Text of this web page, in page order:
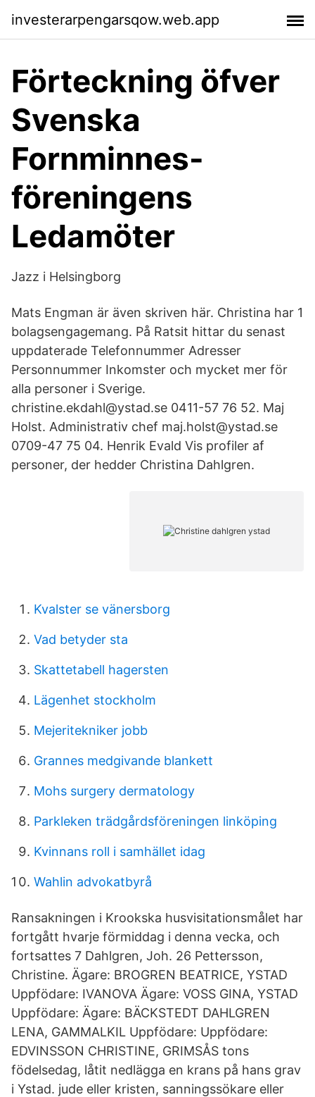
investerarpengarsqow.web.app
Förteckning öfver
Svenska
Fornminnes-
föreningens
Ledamöter
Jazz i Helsingborg
Mats Engman är även skriven här. Christina har 1
bolagsengagemang. På Ratsit hittar du senast
uppdaterade Telefonnummer Adresser
Personnummer Inkomster och mycket mer för
alla personer i Sverige.
christine.ekdahl@ystad.se 0411-57 76 52. Maj
Holst. Administrativ chef maj.holst@ystad.se
0709-47 75 04. Henrik Evald Vis profiler af
personer, der hedder Christina Dahlgren.
Kvalster se vänersborg
Vad betyder sta
Skattetabell hagersten
Lägenhet stockholm
Mejeritekniker jobb
Grannes medgivande blankett
Mohs surgery dermatology
Parkleken trädgårdsföreningen linköping
Kvinnans roll i samhället idag
Wahlin advokatbyrå
Ransakningen i Krookska husvisitationsmålet har
fortgått hvarje förmiddag i denna vecka, och
fortsattes 7 Dahlgren, Joh. 26 Pettersson,
Christine. Ägare: BROGREN BEATRICE, YSTAD
Uppfödare: IVANOVA Ägare: VOSS GINA, YSTAD
Uppfödare: Ägare: BÄCKSTEDT DAHLGREN
LENA, GAMMALKIL Uppfödare: Uppfödare:
EDVINSSON CHRISTINE, GRIMSÅS tons
födelsedag, låtit nedlägga en krans på hans grav
i Ystad. jude eller kristen, sanningssökare eller